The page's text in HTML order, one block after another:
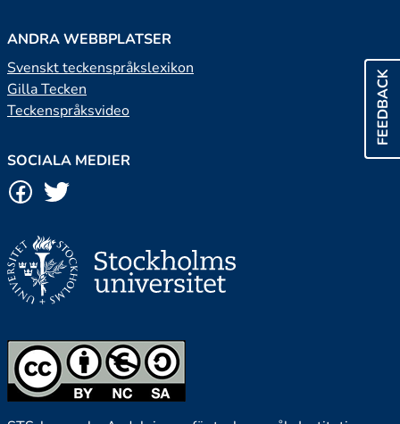
FEEDBACK
ANDRA WEBBPLATSER
Svenskt teckenspråkslexikon
Gilla Tecken
Teckenspråksvideo
SOCIALA MEDIER